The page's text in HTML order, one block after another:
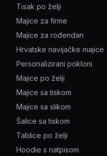
Tisak po želji
Majice za firme
Majice za rođendan
Hrvatske navijačke majice
Personalizirani pokloni
Majice po želji
Majice sa tiskom
Majice sa slikom
Šalice sa tiskom
Tablice po želji
Hoodie s natpisom